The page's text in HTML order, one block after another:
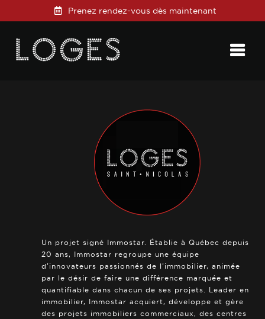
Prenez rendez-vous dès maintenant
Un projet signé Immostar. Établie à Québec depuis
20 ans, Immostar regroupe une équipe
d’innovateurs passionnés de l’immobilier, animée
par le désir de faire une différence marquée et
quantifiable dans chacun de ses projets. Leader en
immobilier, Immostar acquiert, développe et gère
des projets immobiliers commerciaux, des centres